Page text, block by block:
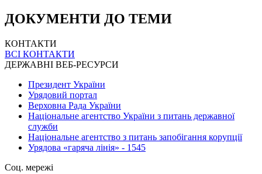
ДОКУМЕНТИ ДО ТЕМИ
КОНТАКТИ
ВСІ КОНТАКТИ
ДЕРЖАВНІ ВЕБ-РЕСУРСИ
Президент України
Урядовий портал
Верховна Рада України
Національне агентство України з питань державної
служби
Національне агентство з питань запобігання корупції
Урядова «гаряча лінія» - 1545
Соц. мережі